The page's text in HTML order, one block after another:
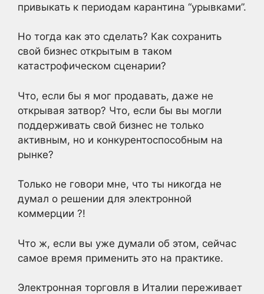
привыкать к периодам карантина “урывками”.
Но тогда как это сделать? Как сохранить
свой бизнес открытым в таком
катастрофическом сценарии?
Что, если бы я мог продавать, даже не
открывая затвор? Что, если бы вы могли
поддерживать свой бизнес не только
активным, но и конкурентоспособным на
рынке?
Только не говори мне, что ты никогда не
думал о решении для электронной
коммерции ?!
Что ж, если вы уже думали об этом, сейчас
самое время применить это на практике.
Электронная торговля в Италии переживает